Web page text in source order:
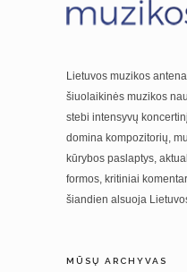
Lietuvos muzikos
šiuolaikinės muzikos
stebi intensyvų
domina kompozitorių,
kūrybos paslaptys,
formos, kritiniai
šiandien alsuoja
MŪSŲ ARCHYVAS